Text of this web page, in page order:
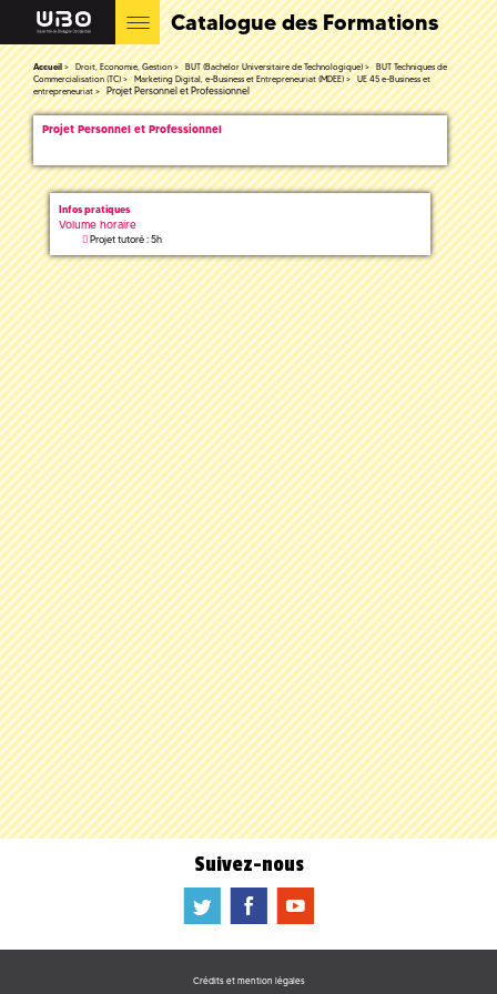
Catalogue des Formations
Accueil Droit, Economie, Gestion BUT (Bachelor Universitaire de Technologique)
BUT Techniques de
Commercialisation (TC)
Marketing Digital, e-Business et Entrepreneuriat (MDEE)
UE 45 e-Business et
entrepreneuriat
Projet Personnel et Professionnel
Projet Personnel et Professionnel
Infos pratiques
Volume horaire
Projet tutoré : 5h
Suivez-nous
a b f
Crédits et mention légales